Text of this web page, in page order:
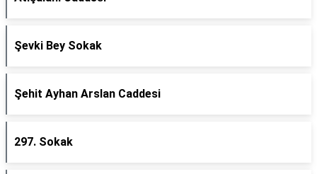
Şevki Bey Sokak
Şehit Ayhan Arslan Caddesi
297. Sokak